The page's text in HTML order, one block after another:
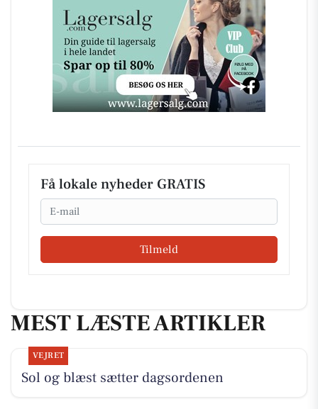
Få lokale nyheder GRATIS
Email
Tilmeld
MEST LÆSTE ARTIKLER
VEJRET
Sol og blæst sætter dagsordenen